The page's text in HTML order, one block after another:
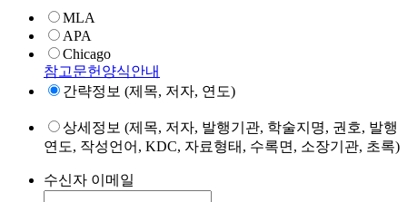
MLA
APA
Chicago
참고문헌양식안내
간략정보 (제목, 저자, 연도)
상세정보 (제목, 저자, 발행기관, 학술지명, 권호, 발행
연도, 작성언어, KDC, 자료형태, 수록면, 소장기관, 초록)
수신자 이메일